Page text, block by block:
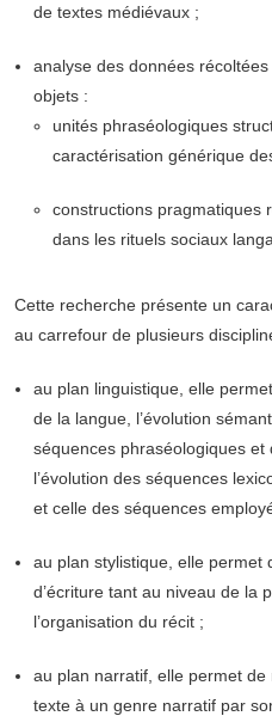
de textes médiévaux ;
analyse des données
objets :
unités phraséologiques
caractérisation générique
constructions pragmatiques
dans les rituels sociaux
Cette recherche présente un
au carrefour de plusieurs
au plan linguistique, elle
de la langue, l’évolution
séquences phraséologiques et
l’évolution des séquences
et celle des séquences
au plan stylistique, elle permet
d’écriture tant au niveau de la
l’organisation du récit ;
au plan narratif, elle permet de
texte à un genre narratif par